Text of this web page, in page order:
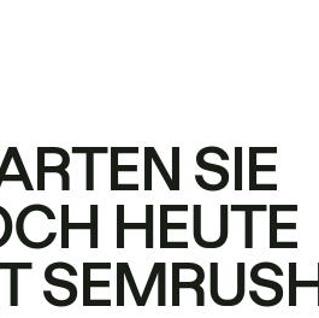
SIE
HEUTE